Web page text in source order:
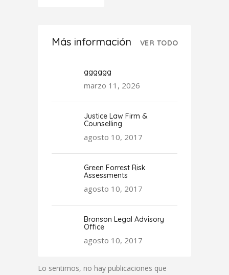
Más información VER TODO
gggggg
marzo 11, 2026
Justice Law Firm &
Counselling
agosto 10, 2017
Green Forrest Risk
Assessments
agosto 10, 2017
Bronson Legal Advisory
Office
agosto 10, 2017
Lo sentimos, no hay publicaciones que